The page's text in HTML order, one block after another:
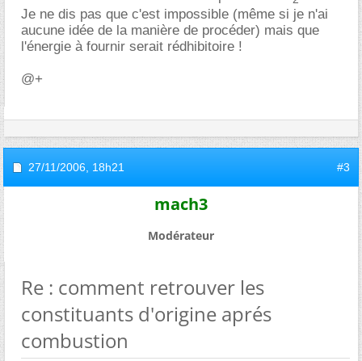
Je ne dis pas que c'est impossible (même si je n'ai
aucune idée de la manière de procéder) mais que
l'énergie à fournir serait rédhibitoire !
@+
27/11/2006, 18h21 #3
mach3
Modérateur
Re : comment retrouver les
constituants d'origine aprés
combustion